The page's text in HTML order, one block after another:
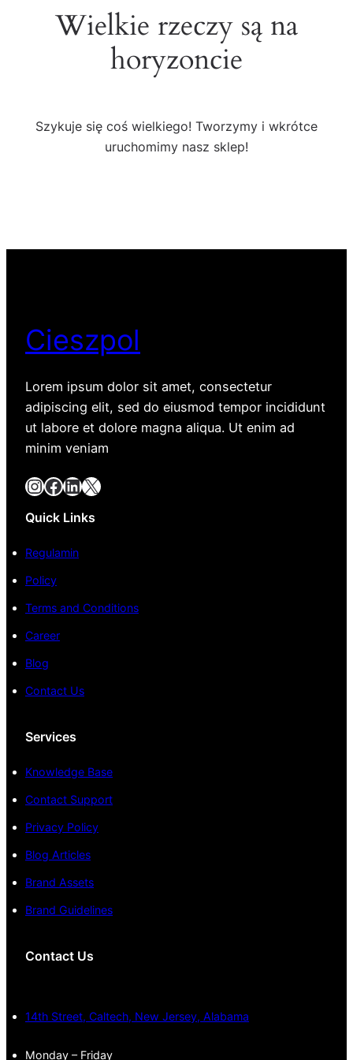
Wielkie rzeczy są na
horyzoncie
Szykuje się coś wielkiego! Tworzymy i wkrótce
uruchomimy nasz sklep!
Cieszpol
Lorem ipsum dolor sit amet, consectetur
adipiscing elit, sed do eiusmod tempor incididunt
ut labore et dolore magna aliqua. Ut enim ad
minim veniam
InstagramFacebook LinkedIn X
Quick Links
Regulamin
Policy
Terms and Conditions
Career
Blog
Contact Us
Services
Knowledge Base
Contact Support
Privacy Policy
Blog Articles
Brand Assets
Brand Guidelines
Contact Us
14th Street, Caltech, New Jersey, Alabama
Monday – Friday